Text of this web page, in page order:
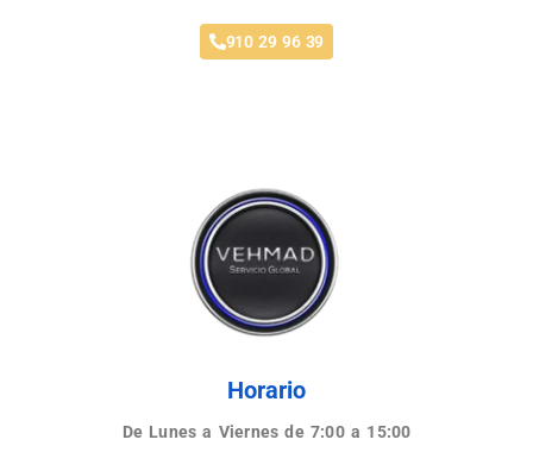
910 29 96 39
Horario
De Lunes a Viernes de 7:00 a 15:00